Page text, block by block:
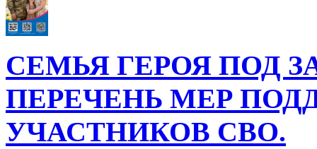
СЕМЬЯ ГЕРОЯ ПОД
ПЕРЕЧЕНЬ МЕР
УЧАСТНИКОВ СВО.